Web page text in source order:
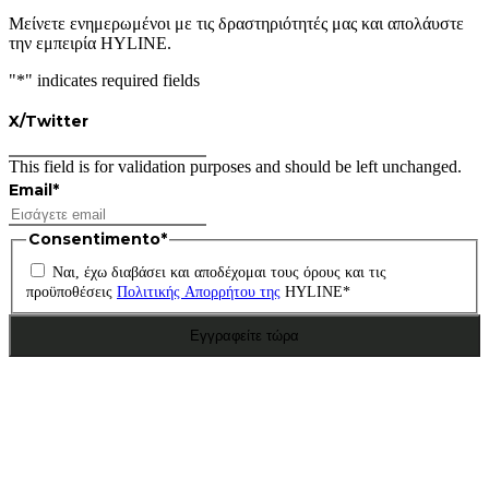
Μείνετε ενημερωμένοι με τις δραστηριότητές μας και απολάυστε
την εμπειρία HYLINE.
"*" indicates required fields
X/Twitter
This field is for validation purposes and should be left unchanged.
Email *
Consentimento*
Ναι, έχω διαβάσει και αποδέχομαι τους όρους και τις
προϋποθέσεις Πολιτικής Απορρήτου της HYLINE*
Εγγραφείτε τώρα